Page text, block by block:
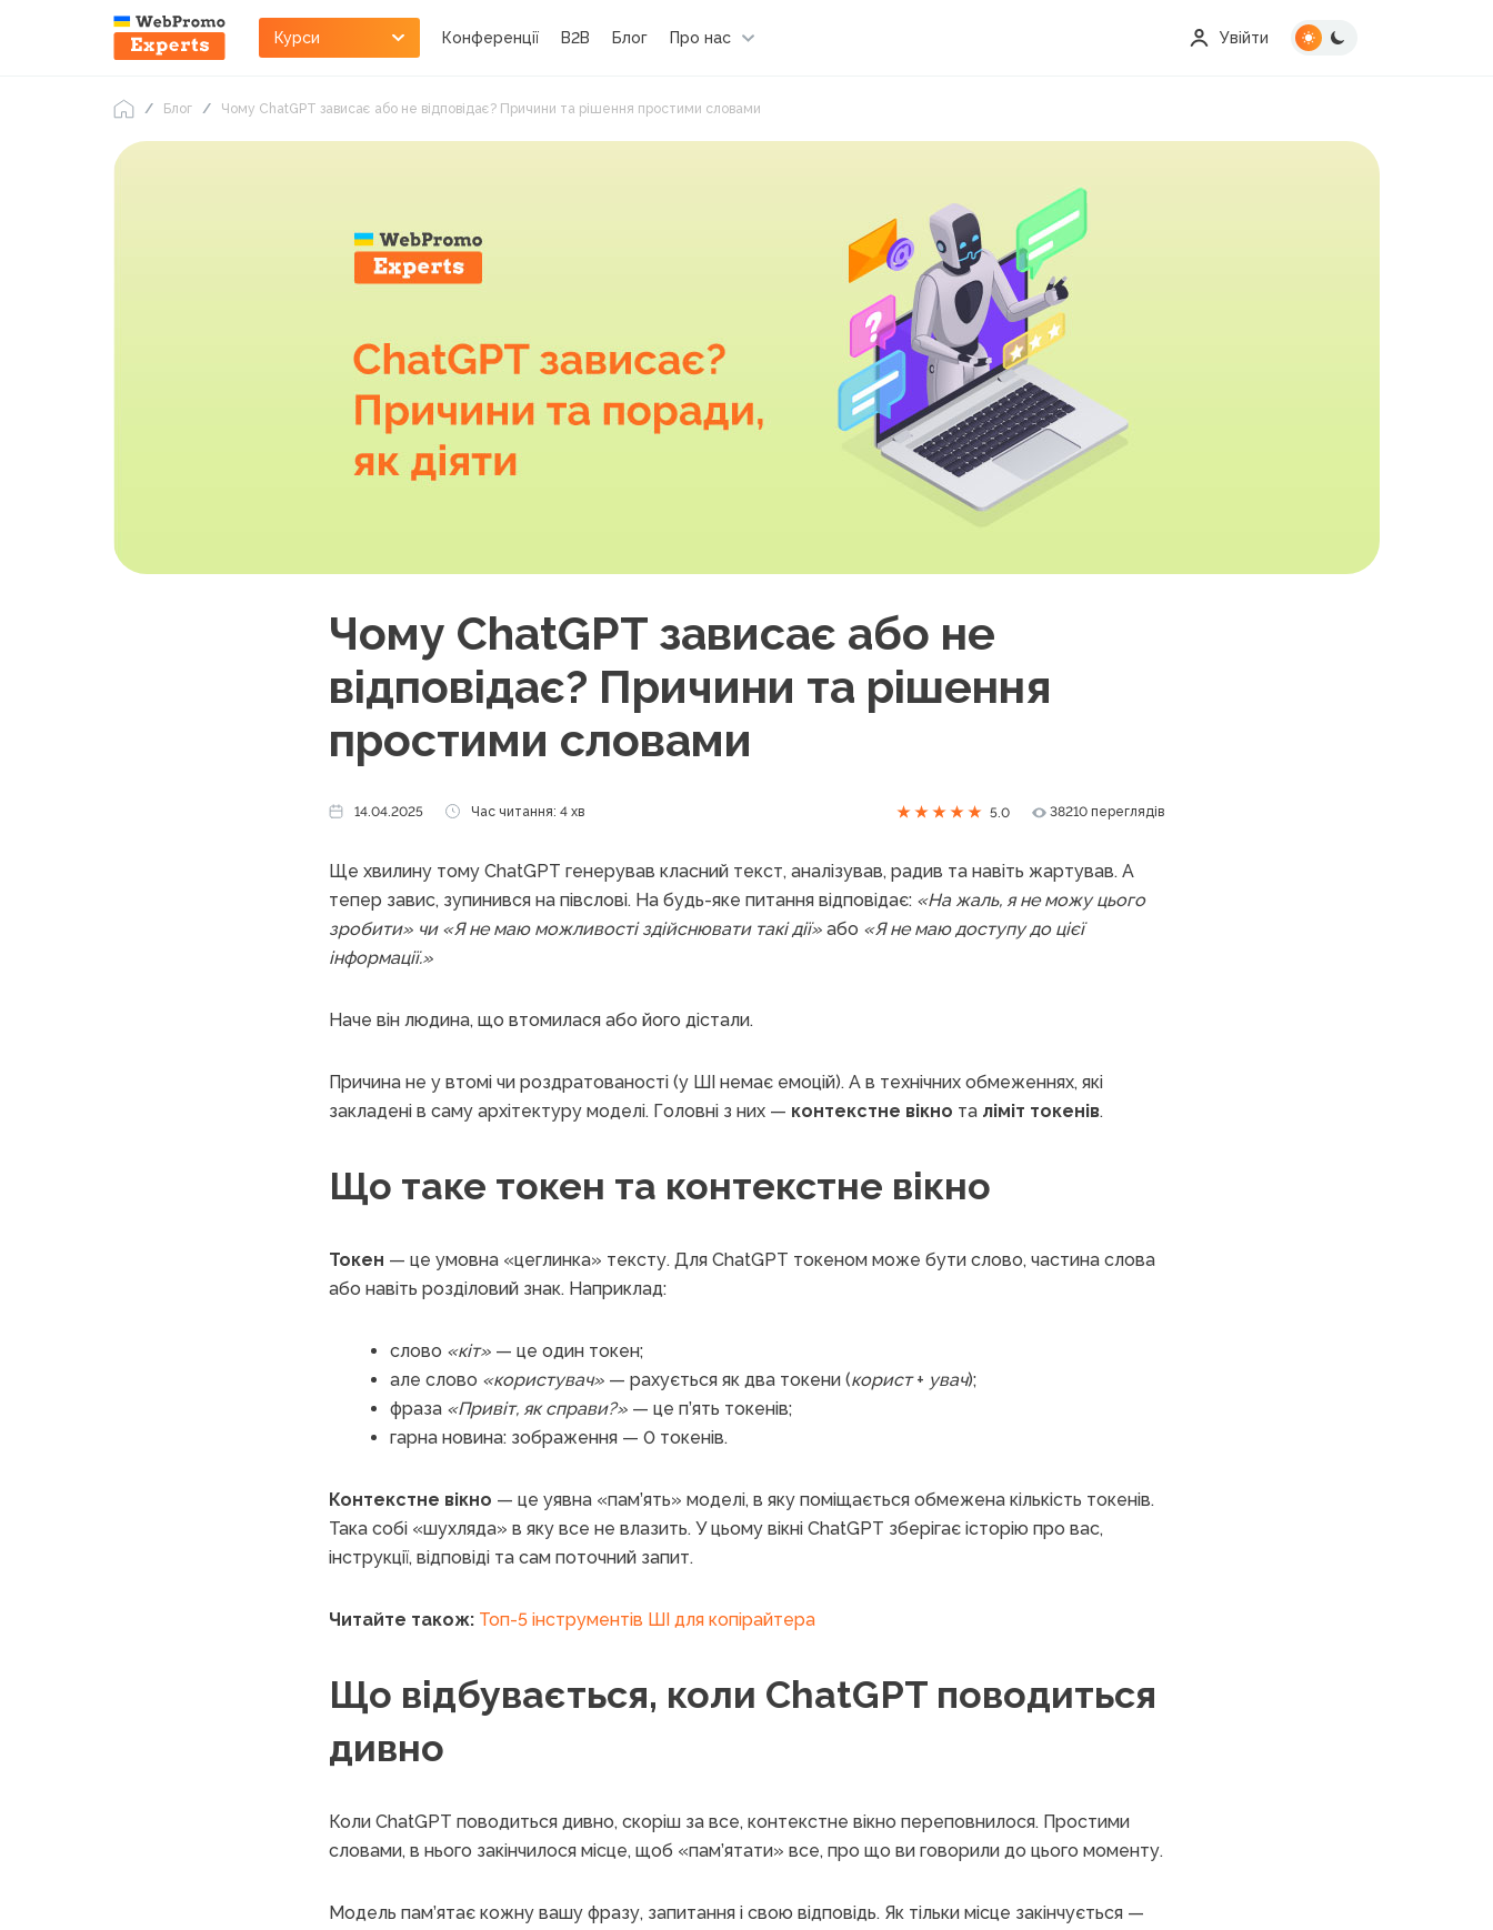
Курси Конференції B2B Блог Про нас Увійти
Блог Чому ChatGPT зависає або не відповідає? Причини та рішення простими словами
Чому ChatGPT зависає або не
відповідає? Причини та рішення
простими словами
14.04.2025 Час читання: 4 хв 5.0 38210 переглядів
Ще хвилину тому ChatGPT генерував класний текст, аналізував, радив та навіть жартував. А
тепер завис, зупинився на півслові. На будь-яке питання відповідає: «На жаль, я не можу цього
зробити» чи «Я не маю можливості здійснювати такі дії» або «Я не маю доступу до цієї
інформації.»
Наче він людина, що втомилася або його дістали.
Причина не у втомі чи роздратованості (у ШІ немає емоцій). А в технічних обмеженнях, які
закладені в саму архітектуру моделі. Головні з них — контекстне вікно та ліміт токенів.
Що таке токен та контекстне вікно
Токен — це умовна «цеглинка» тексту. Для ChatGPT токеном може бути слово, частина слова
або навіть розділовий знак. Наприклад:
слово «кіт» — це один токен;
але слово «користувач» — рахується як два токени (корист+ увач);
фраза «Привіт, як справи?» — це п’ять токенів;
гарна новина: зображення — 0 токенів.
Контекстне вікно — це уявна «пам’ять» моделі, в яку поміщається обмежена кількість токенів.
Така собі «шухляда» в яку все не влазить. У цьому вікні ChatGPT зберігає історію про вас,
інструкції, відповіді та сам поточний запит.
Читайте також: Топ-5 інструментів ШІ для копірайтера
Що відбувається, коли ChatGPT поводиться
дивно
Коли ChatGPT поводиться дивно, скоріш за все, контекстне вікно переповнилося. Простими
словами, в нього закінчилося місце, щоб «пам’ятати» все, про що ви говорили до цього моменту.
Модель пам’ятає кожну вашу фразу, запитання і свою відповідь. Як тільки місце закінчується —